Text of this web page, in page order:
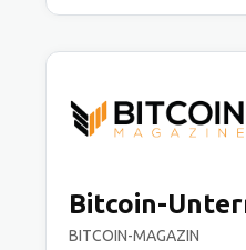
Bitcoin-
BITCOIN-MAGAZIN